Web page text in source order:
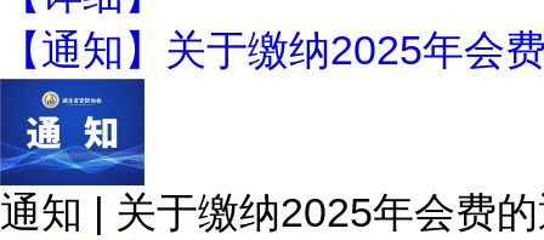
【通知】关于缴纳2025年会
通知 | 关于缴纳2025年会费